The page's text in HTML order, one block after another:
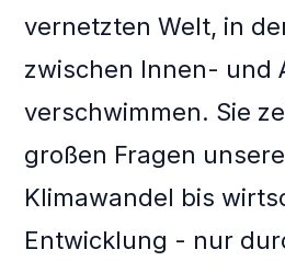
vernetzten Welt, in
zwischen Innen- und
verschwimmen. Sie
großen Fragen
Klimawandel bis
Entwicklung - nur